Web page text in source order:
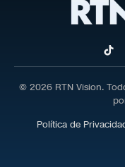
© 2026 RTN Vision.
Política de